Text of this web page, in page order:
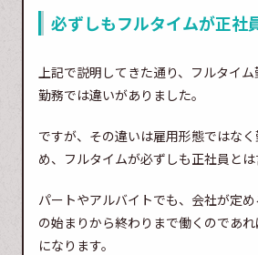
必ずしもフルタイムが正社
上記で説明してきた通り、フルタイ
勤務では違いがありました。
ですが、その違いは雇用形態ではな
め、フルタイムが必ずしも正社員とは
パートやアルバイトでも、会社が定
の始まりから終わりまで働くのであ
になります。